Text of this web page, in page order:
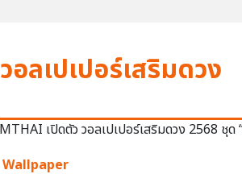
วอลเปเปอร์เสริมดวง
Wallpaper